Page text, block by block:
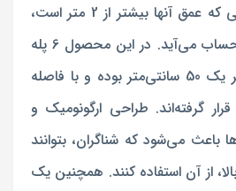
بنابراین برای استخرهایی که عمق آنها بیشتر از 2 متر است،
انتخاب بسیار عالی به حساب می‌آید. در این محصول 6 پله
وجود دارد که عرض هر یک 50 سانتی‌متر بوده و با فاصله
قرار گرفته‌اند. طراحی ارگونومیک و
باعث می‌شود که شناگران، بتوانند
از آن استفاده کنند. همچنین یک